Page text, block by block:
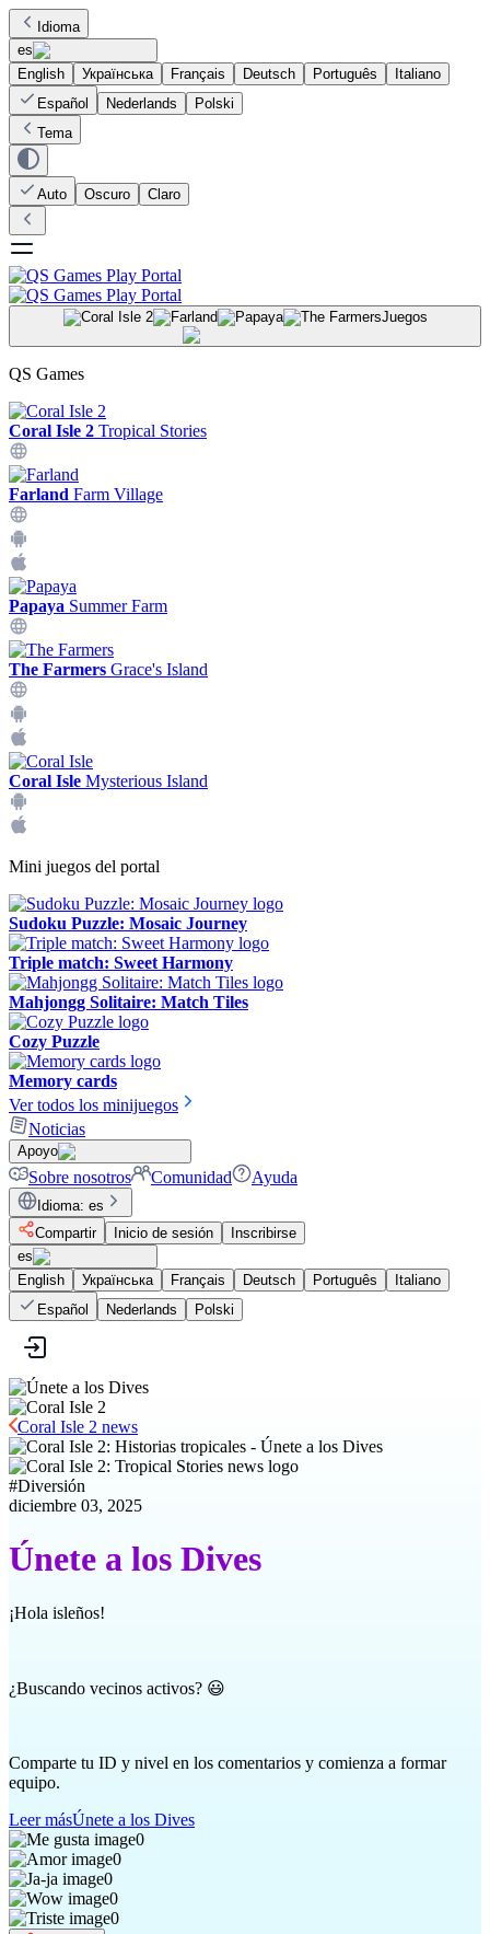
Idioma
es
English
Українська Français Deutsch Português
Italiano
Español
Nederlands
Polski
Tema
Auto Oscuro Claro
Juegos
QS Games
Coral Isle 2 Tropical Stories
Farland Farm Village
Papaya Summer Farm
The Farmers Grace's Island
Coral Isle Mysterious Island
Mini juegos del portal
Sudoku Puzzle: Mosaic Journey
Triple match: Sweet Harmony
Mahjongg Solitaire: Match Tiles
Cozy Puzzle
Memory cards
Ver todos los minijuegos
Noticias
Apoyo
Sobre nosotros Comunidad Ayuda
Idioma: es
Compartir
Inicio de sesión
Inscribirse
es
English
Українська Français Deutsch Português
Italiano
Español
Nederlands Polski
Coral Isle 2 news
#Diversión
diciembre 03, 2025
Únete a los Dives
¡Hola isleños!
¿Buscando vecinos activos? 😃
Comparte tu ID y nivel en los comentarios y comienza a formar
equipo.
Leer másÚnete a los Dives
0
0
0
0
0